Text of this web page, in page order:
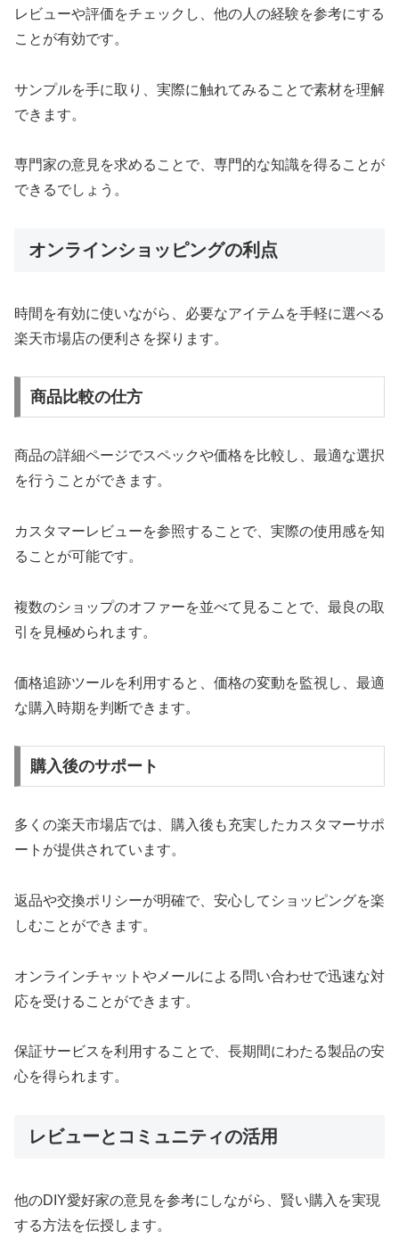
レビューや評価をチェックし、他の人の経験を参考にする
ことが有効です。
サンプルを手に取り、実際に触れてみることで素材を理解
できます。
専門家の意見を求めることで、専門的な知識を得ることが
できるでしょう。
オンラインショッピングの利点
時間を有効に使いながら、必要なアイテムを手軽に選べる
楽天市場店の便利さを探ります。
商品比較の仕方
商品の詳細ページでスペックや価格を比較し、最適な選択
を行うことができます。
カスタマーレビューを参照することで、実際の使用感を知
ることが可能です。
複数のショップのオファーを並べて見ることで、最良の取
引を見極められます。
価格追跡ツールを利用すると、価格の変動を監視し、最適
な購入時期を判断できます。
購入後のサポート
多くの楽天市場店では、購入後も充実したカスタマーサポ
ートが提供されています。
返品や交換ポリシーが明確で、安心してショッピングを楽
しむことができます。
オンラインチャットやメールによる問い合わせで迅速な対
応を受けることができます。
保証サービスを利用することで、長期間にわたる製品の安
心を得られます。
レビューとコミュニティの活用
他のDIY愛好家の意見を参考にしながら、賢い購入を実現
する方法を伝授します。